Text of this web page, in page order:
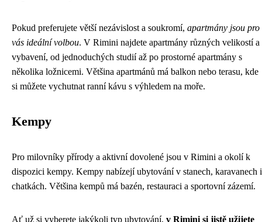
Pokud preferujete větší nezávislost a soukromí, apartmány jsou pro
vás ideální volbou. V Rimini najdete apartmány různých velikostí a
vybavení, od jednoduchých studií až po prostorné apartmány s
několika ložnicemi. Většina apartmánů má balkon nebo terasu, kde
si můžete vychutnat ranní kávu s výhledem na moře.
Kempy
Pro milovníky přírody a aktivní dovolené jsou v Rimini a okolí k
dispozici kempy. Kempy nabízejí ubytování v stanech, karavanech i
chatkách. Většina kempů má bazén, restauraci a sportovní zázemí.
Ať už si vyberete jakýkoli typ ubytování, v Rimini si jistě užijete